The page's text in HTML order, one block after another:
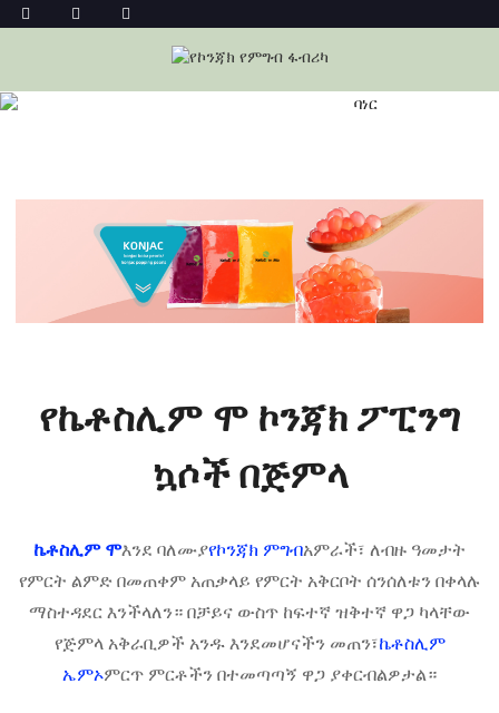
ፖፒንግ ቦባ አረፋ ፈጣን የወተት ሻይ ኪቶች በጅምላ
የኬቶስሊም ሞ ኮንጃክ ፖፒንግ
ኳሶች በጅምላ
ኬቶስሊም ሞእንደ ባለሙያየኮንጃክ ምግብአምራች፣ ለብዙ ዓመታት
የምርት ልምድ በመጠቀም አጠቃላይ የምርት አቅርቦት ሰንሰለቱን በቀላሉ
ማስተዳደር እንችላለን። በቻይና ውስጥ ከፍተኛ ዝቅተኛ ዋጋ ካላቸው
የጅምላ አቅራቢዎች አንዱ እንደመሆናችን መጠን፣ኬቶስሊም
ኤምኦምርጥ ምርቶችን በተመጣጣኝ ዋጋ ያቀርብልዎታል።